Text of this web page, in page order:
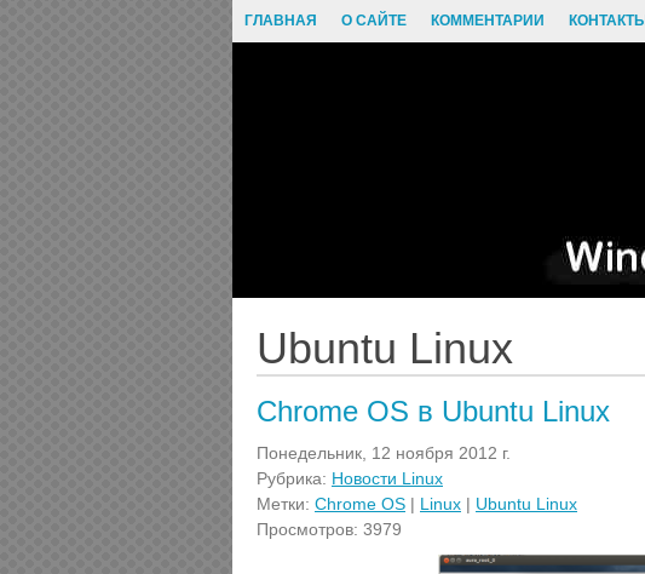
ГЛАВНАЯ О САЙТЕ КОММЕНТАРИИ КОНТАКТЫ
Ubuntu Linux
Chrome OS в Ubuntu Linux
Понедельник, 12 ноября 2012 г.
Рубрика: Новости Linux
Метки: Chrome OS | Linux | Ubuntu Linux
Просмотров: 3979